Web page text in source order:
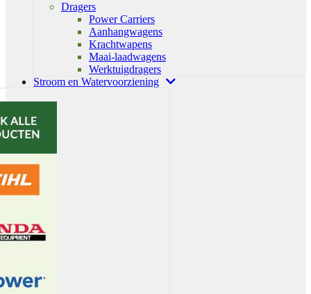
Dragers
Power Carriers
Aanhangwagens
Krachtwapens
Maai-laadwagens
Werktuigdragers
Stroom en Watervoorziening